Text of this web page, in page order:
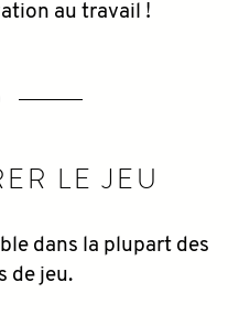
au travail !
LE JEU
dans la plupart des
de jeu.